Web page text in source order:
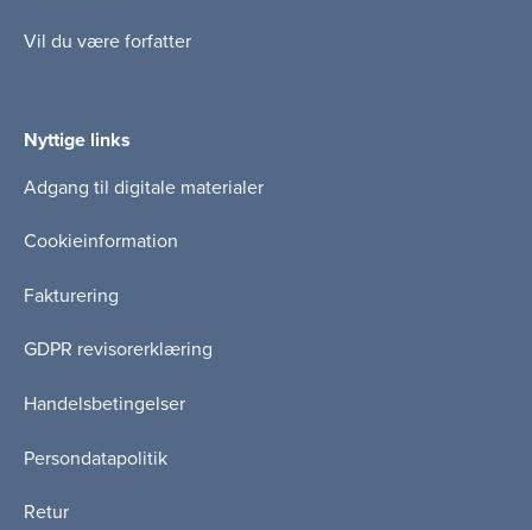
Vil du være forfatter
Nyttige links
Adgang til digitale materialer
Cookieinformation
Fakturering
GDPR revisorerklæring
Handelsbetingelser
Persondatapolitik
Retur